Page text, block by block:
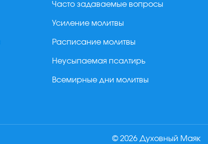
Часто задаваемые вопросы
Усиление молитвы
Расписание молитвы
Неусыпаемая псалтирь
Всемирные дни молитвы
© 2026 Духовный Маяк